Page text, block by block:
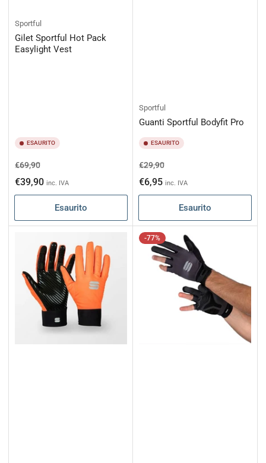
Sportful
Gilet Sportful Hot Pack
Easylight Vest
ESAURITO
Prezzo
di
listino
€69,90Prezzo
scontato
€39,90 inc. IVA
Esaurito
Sportful
Guanti Sportful Bodyfit Pro
ESAURITO
Prezzo
di
listino
€29,90Prezzo
scontato
€6,95 inc. IVA
Esaurito
-77%